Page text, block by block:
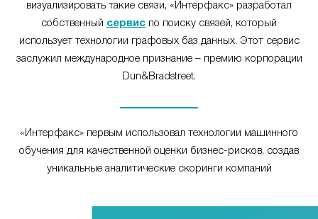
визуализировать такие связи, «Интерфакс» разработал
собственный сервис по поиску связей, который
использует технологии графовых баз данных. Этот сервис
заслужил международное признание – премию корпорации
Dun&Bradstreet.
«Интерфакс» первым использовал технологии машинного
обучения для качественной оценки бизнес-рисков, создав
уникальные аналитические скоринги компаний